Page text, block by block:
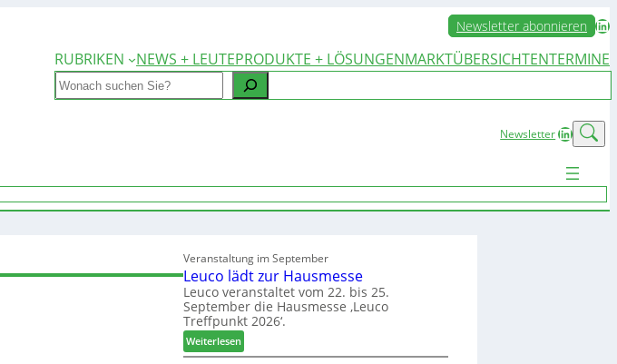
Newsletter abonnieren LinkedIn
RUBRIKEN
NEWS + LEUTEPRODUKTE + LÖSUNGENMARKTÜBERSICHTENTERMINE
Search
NewsletterLinkedIn
Veranstaltung im September
Leuco lädt zur Hausmesse
Leuco veranstaltet vom 22. bis 25.
September die Hausmesse ‚Leuco
Treffpunkt 2026‘.
Weiterlesen:
L